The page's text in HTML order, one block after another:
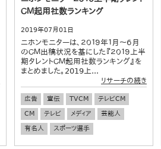
ＣＭ起用社数ランキング
2019年07月01日
ニホンモニターは、２０１９年１月～６月
のＣＭ出稿状況を基にした『２０１９上半
期タレントＣＭ起用社数ランキング』を
まとめました。2019上...
リサーチの続き
広告 宣伝 TVCM
テレビCM
CM
テレビ メディア
芸能人
有名人
スポーツ選手